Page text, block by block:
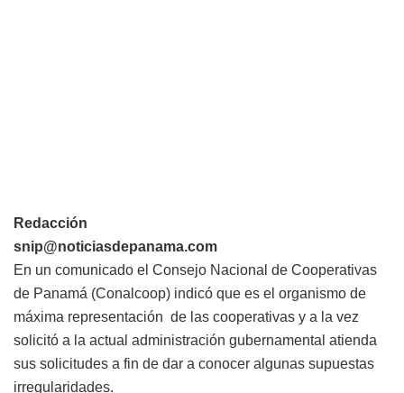
Redacción
snip@noticiasdepanama.com
En un comunicado el Consejo Nacional de Cooperativas
de Panamá (Conalcoop) indicó que es el organismo de
máxima representación de las cooperativas y a la vez
solicitó a la actual administración gubernamental atienda
sus solicitudes a fin de dar a conocer algunas supuestas
irregularidades.